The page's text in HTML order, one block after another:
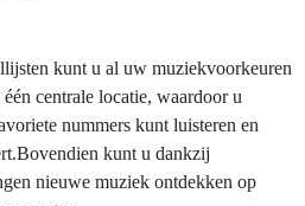
kunt u al uw muziekvoorkeuren
centrale locatie, waardoor u
nummers kunt luisteren en
kunt u dankzij
nieuwe muziek ontdekken op